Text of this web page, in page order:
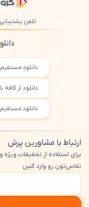
تلفن پشتیبانی و
دانلود
دانلود از کافه
دانلود
ارتباط با مشاورین پرش
برای استفاده از تخفیفات
تماس‌تون رو وارد کنین